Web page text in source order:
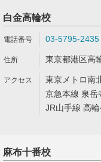
白金高輪校
03-5795-2435
東京都港区高
東京メトロ南
京急本線 泉岳
JR山手線 高
麻布十番校